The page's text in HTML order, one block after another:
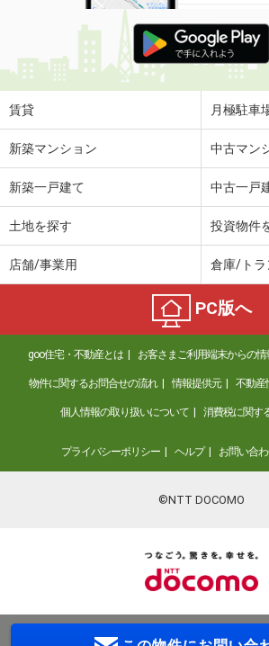
賃貸 月極駐車
新築マンション 中古マン
新築一戸建て 中古一戸
土地を探す 投資物件
店舗/事業用 倉庫/トラ
PC版へ
goo住宅・不動産とは お客さまご利用端末からの
物件に関するお問合せの流れ 情報提供元 不動産
個人情報の取り扱いについて 消費税に関す
プライバシーポリシー ヘルプ お問い合
©NTT DOCOMO